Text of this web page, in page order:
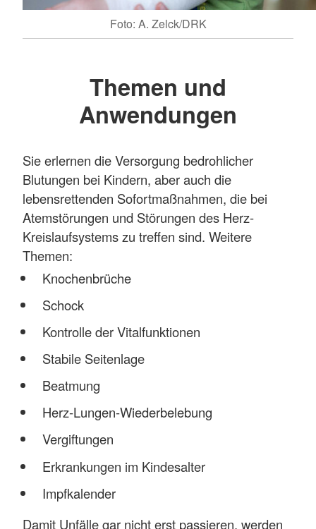
Foto: A. Zelck/DRK
Themen und
Anwendungen
Sie erlernen die Versorgung bedrohlicher
Blutungen bei Kindern, aber auch die
lebensrettenden Sofortmaßnahmen, die bei
Atemstörungen und Störungen des Herz-
Kreislaufsystems zu treffen sind. Weitere
Themen:
Knochenbrüche
Schock
Kontrolle der Vitalfunktionen
Stabile Seitenlage
Beatmung
Herz-Lungen-Wiederbelebung
Vergiftungen
Erkrankungen im Kindesalter
Impfkalender
Damit Unfälle gar nicht erst passieren, werden